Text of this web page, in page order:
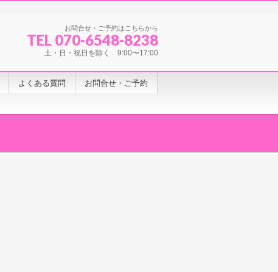
お問合せ・ご予約はこちらから
TEL 070-6548-8238
土・日・祝日を除く 9:00〜17:00
よくある質問 お問合せ・ご予約